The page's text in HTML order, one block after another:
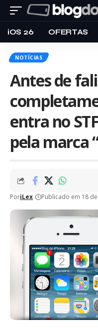
iOS 26 OFERTAS
NOTÍCIAS
Antes de
entra no
pela marca
PoriLex Publicado em 18